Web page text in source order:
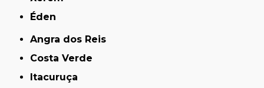
Éden
Angra dos Reis
Costa Verde
Itacuruça